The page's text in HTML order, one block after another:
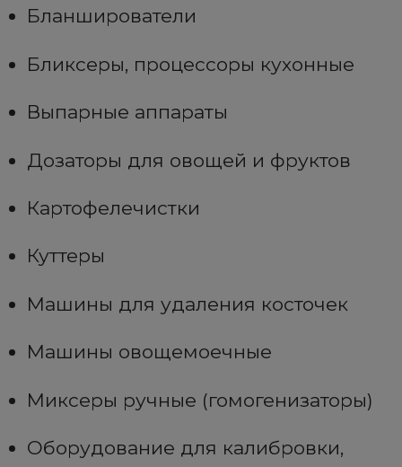
Бланширователи
Бликсеры, процессоры кухонные
Выпарные аппараты
Дозаторы для овощей и фруктов
Картофелечистки
Куттеры
Машины для удаления косточек
Машины овощемоечные
Миксеры ручные (гомогенизаторы)
Оборудование для калибровки,